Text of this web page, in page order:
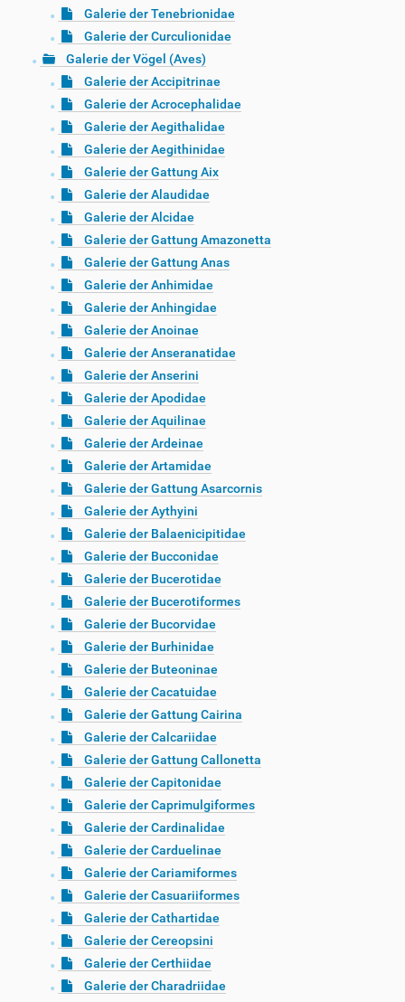
Galerie der Tenebrionidae
Galerie der Curculionidae
Galerie der Vögel (Aves)
Galerie der Accipitrinae
Galerie der Acrocephalidae
Galerie der Aegithalidae
Galerie der Aegithinidae
Galerie der Gattung Aix
Galerie der Alaudidae
Galerie der Alcidae
Galerie der Gattung Amazonetta
Galerie der Gattung Anas
Galerie der Anhimidae
Galerie der Anhingidae
Galerie der Anoinae
Galerie der Anseranatidae
Galerie der Anserini
Galerie der Apodidae
Galerie der Aquilinae
Galerie der Ardeinae
Galerie der Artamidae
Galerie der Gattung Asarcornis
Galerie der Aythyini
Galerie der Balaenicipitidae
Galerie der Bucconidae
Galerie der Bucerotidae
Galerie der Bucerotiformes
Galerie der Bucorvidae
Galerie der Burhinidae
Galerie der Buteoninae
Galerie der Cacatuidae
Galerie der Gattung Cairina
Galerie der Calcariidae
Galerie der Gattung Callonetta
Galerie der Capitonidae
Galerie der Caprimulgiformes
Galerie der Cardinalidae
Galerie der Carduelinae
Galerie der Cariamiformes
Galerie der Casuariiformes
Galerie der Cathartidae
Galerie der Cereopsini
Galerie der Certhiidae
Galerie der Charadriidae